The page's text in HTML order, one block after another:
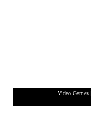
Video Games